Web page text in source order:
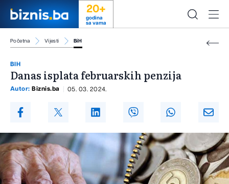
20+
godina
sa vama
Početna Vijesti BiH
BIH
Danas isplata februarskih penzija
Autor: Biznis.ba 05. 03. 2024.